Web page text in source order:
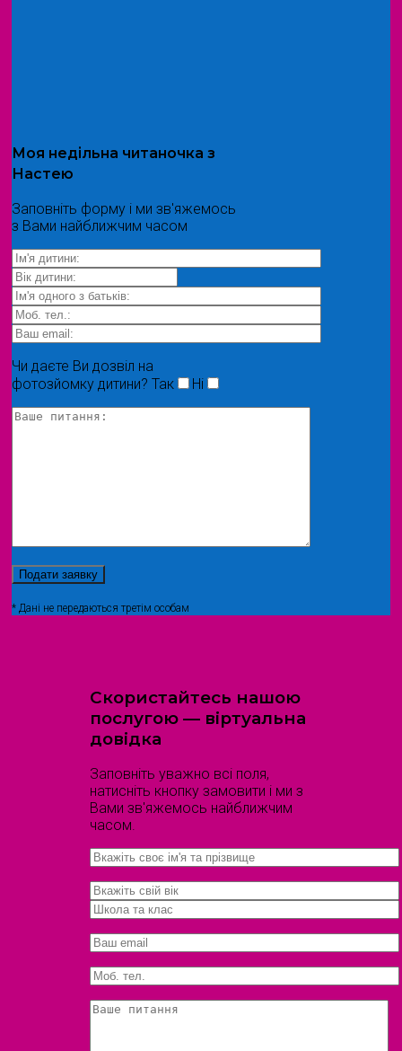
Моя недільна читаночка з
Настею
Заповніть форму і ми зв'яжемось
з Вами найближчим часом
Чи даєте Ви дозвіл на
фотозйомку дитини? Так Ні
* Дані не передаються третім особам
Скористайтесь нашою
послугою — віртуальна
довідка
Заповніть уважно всі поля,
натисніть кнопку замовити і ми з
Вами зв'яжемось найближчим
часом.